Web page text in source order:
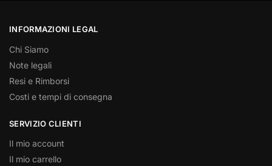
INFORMAZIONI LEGAL
Chi Siamo
Note legali
Resi e Rimborsi
Costi e tempi di consegna
SERVIZIO CLIENTI
Il mio account
Il mio carrello